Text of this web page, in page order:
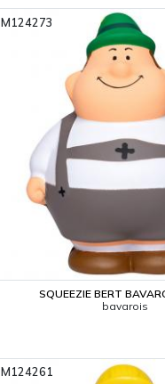
SQUEEZIE BERT
bavarois
M124273
M124261